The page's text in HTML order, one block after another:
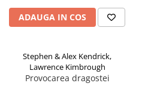
ADAUGA IN COS
Stephen & Alex Kendrick,
Lawrence Kimbrough
Provocarea dragostei